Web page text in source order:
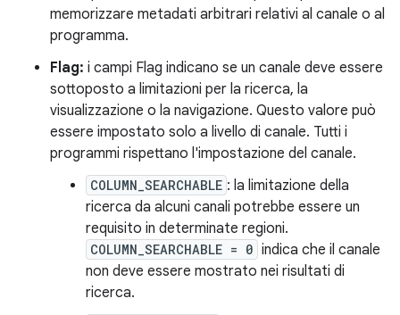
memorizzare metadati arbitrari relativi al canale o al
programma.
Flag: i campi Flag indicano se un canale deve essere
sottoposto a limitazioni per la ricerca, la
visualizzazione o la navigazione. Questo valore può
essere impostato solo a livello di canale. Tutti i
programmi rispettano l'impostazione del canale.
COLUMN_SEARCHABLE : la limitazione della
ricerca da alcuni canali potrebbe essere un
requisito in determinate regioni.
COLUMN_SEARCHABLE = 0 indica che il canale
non deve essere mostrato nei risultati di
ricerca.